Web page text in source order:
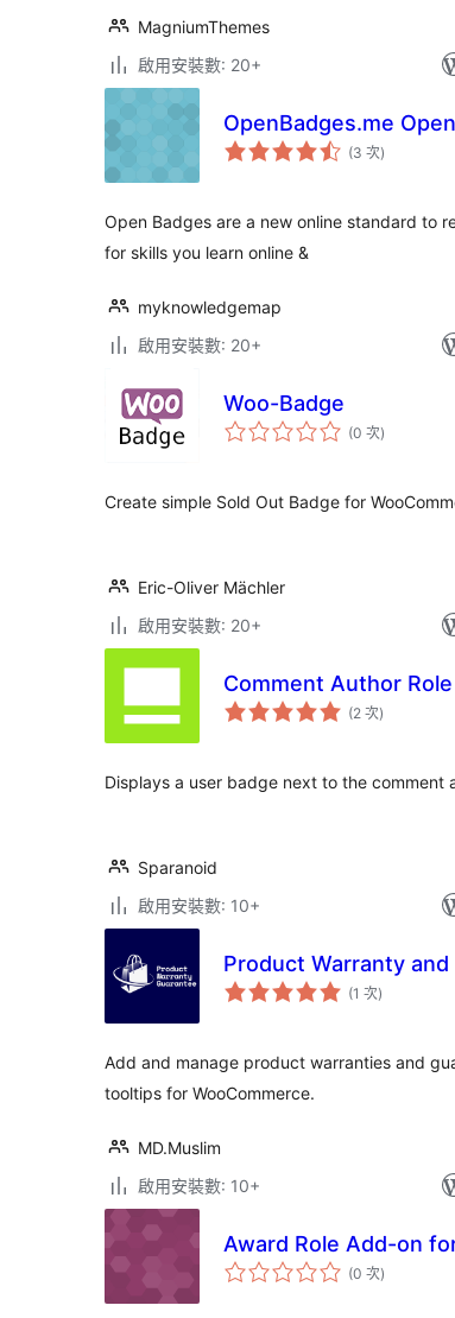
MagniumThemes
啟用安裝數: 20+
OpenBadges.me
(3 次評
分)
Open Badges are a new online standard to
for skills you learn online &
myknowledgemap
啟用安裝數: 20+
Woo-Badge
(0 次評
分)
Create simple Sold Out Badge for
Eric-Oliver Mächler
啟用安裝數: 20+
Comment Author
(2 次評
分)
Displays a user badge next to the comment
Sparanoid
啟用安裝數: 10+
Product Warranty
(1 次評
分)
Add and manage product warranties and
tooltips for WooCommerce.
MD.Muslim
啟用安裝數: 10+
Award Role Add-on
(0 次評
分)